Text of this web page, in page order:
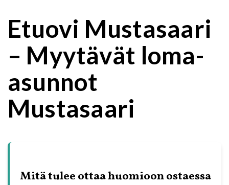
Etuovi Mustasaari
– Myytävät loma-
asunnot
Mustasaari
Mitä tulee ottaa huomioon ostaessa